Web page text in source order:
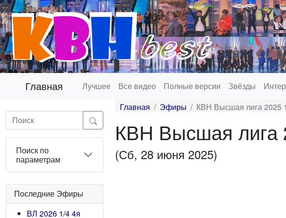
Главная Лучшее Все видео Полные версии Звёзды
Поиск по
параметрам
Последние Эфиры
ВЛ 2026 1/4 4я
Главная Эфиры КВН Высшая лига 2025
КВН Высшая лига
(Сб, 28 июня 2025)